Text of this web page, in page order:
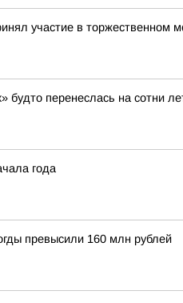
участие в
будто перенеслась на сотни
года
превысили 160 млн рублей